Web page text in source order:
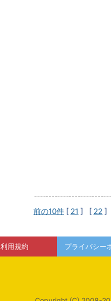
前の10件 [ 21 ] [ 22 ]
利用規約 プライバシー